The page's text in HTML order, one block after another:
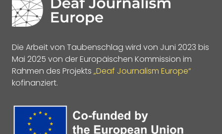
Die Arbeit von Taubenschlag wird von Juni 2023 bis
Mai 2025 von der Europäischen Kommission im
Rahmen des Projekts „Deaf Journalism Europe“
kofinanziert.